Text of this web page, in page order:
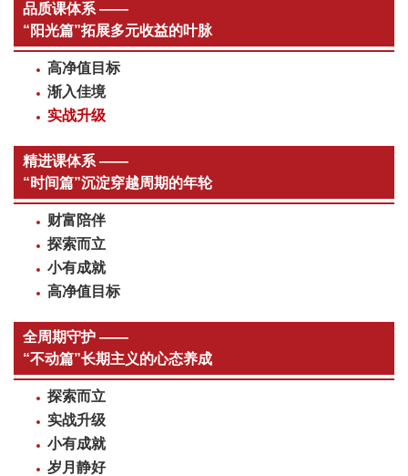
品质课体系 ——
“阳光篇”拓展多元收益的叶脉
高净值目标
渐入佳境
实战升级
精进课体系 ——
“时间篇”沉淀穿越周期的年轮
财富陪伴
探索而立
小有成就
高净值目标
全周期守护 ——
“不动篇”长期主义的心态养成
探索而立
实战升级
小有成就
岁月静好